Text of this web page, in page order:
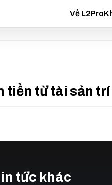
Về L2Pro
tiền từ tài sản
tức khác